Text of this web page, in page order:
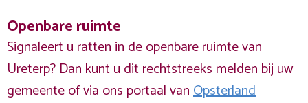
Openbare ruimte
Signaleert u ratten in de openbare ruimte van
Ureterp? Dan kunt u dit rechtstreeks melden bij uw
gemeente of via ons portaal vanOpsterland